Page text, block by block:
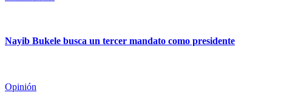
Nayib Bukele busca un tercer mandato como presidente
Opinión